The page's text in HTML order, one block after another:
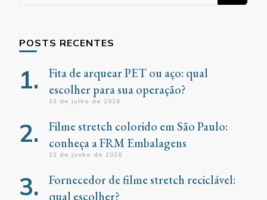
POSTS RECENTES
Fita de arquear PET ou aço: qual
escolher para sua operação?
13 de julho de 2026
Filme stretch colorido em São Paulo:
conheça a FRM Embalagens
12 de junho de 2026
Fornecedor de filme stretch reciclável:
qual escolher?